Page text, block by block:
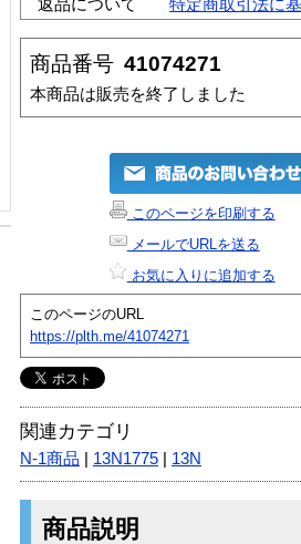
返品について
特定商取引法に
商品番号 41074271
本商品は販売を終了しました
このページを印刷する
メールでURLを送る
お気に入りに追加する
このページのURL
https://plth.me/41074271
関連カテゴリ
N-1商品 13N1775 13N
商品説明